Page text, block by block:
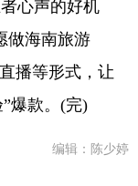
心声的好机
做海南旅游
播等形式，让
爆款。(完)
编辑：陈少婷